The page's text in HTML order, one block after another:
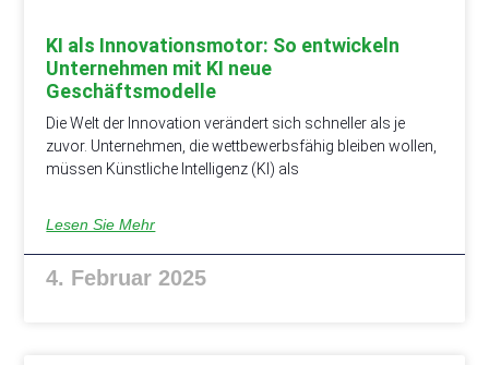
KI als Innovationsmotor: So entwickeln
Unternehmen mit KI neue
Geschäftsmodelle
Die Welt der Innovation verändert sich schneller als je
zuvor. Unternehmen, die wettbewerbsfähig bleiben wollen,
müssen Künstliche Intelligenz (KI) als
Lesen Sie Mehr
4. Februar 2025